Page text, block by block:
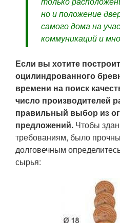
но и положение
самого дома на
коммуникаций и
Если вы хотите
оцилиндрованного
времени на поиск
число производителей
правильный выбор из
предложений. Чтобы
требованиям, было
долговечным
сырья: